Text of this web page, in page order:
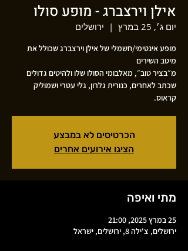
אילן וירצברג - מופע סולו
יום ג׳, 25 במרץ
  |
ירושלים
מופע אינטימי/חשמלי של אילן וירצברג שכולל את
מ״בציר טוב״, מאלבומי הסולו שלו ולהיטים גדולים
שכתב לאחרים, כנורית גלרון, גלי עטרי ושמוליק
קראוס.
הכרטיסים לא במבצע
הציגו אירועים אחרים
מתי ואיפה
25 במרץ 2025, 21:00
ירושלים, צ'ילה 8, ירושלים, ישראל